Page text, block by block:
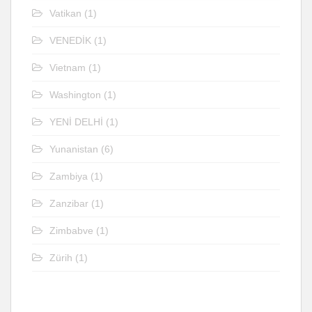
Vatikan (1)
VENEDİK (1)
Vietnam (1)
Washington (1)
YENİ DELHİ (1)
Yunanistan (6)
Zambiya (1)
Zanzibar (1)
Zimbabve (1)
Zürih (1)